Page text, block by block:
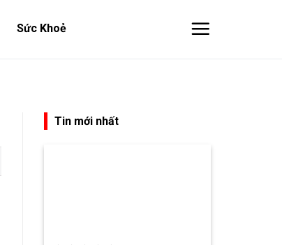
Sức Khoẻ
Tin mới nhất